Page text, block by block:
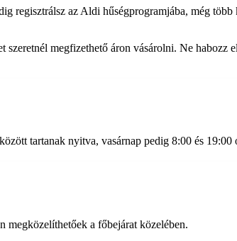
regisztrálsz az Aldi hűségprogramjába, még
megfizethető áron vásárolni. Ne
tartanak nyitva, vasárnap pedig 8:00 és 19:00
a főbejárat közelében.